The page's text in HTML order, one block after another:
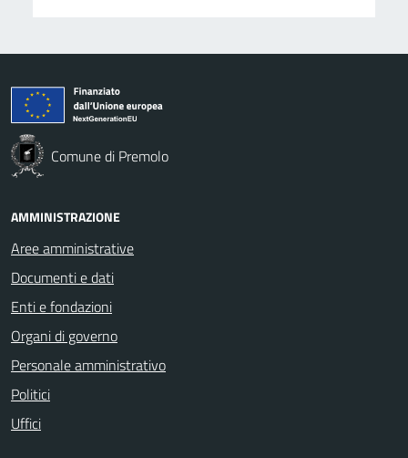
Comune di Premolo
AMMINISTRAZIONE
Aree amministrative
Documenti e dati
Enti e fondazioni
Organi di governo
Personale amministrativo
Politici
Uffici